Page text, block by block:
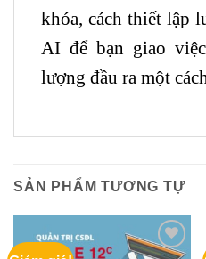
khóa, cách thiết lập
AI để bạn giao
lượng đầu ra một
SẢN PHẨM TƯƠNG TỰ